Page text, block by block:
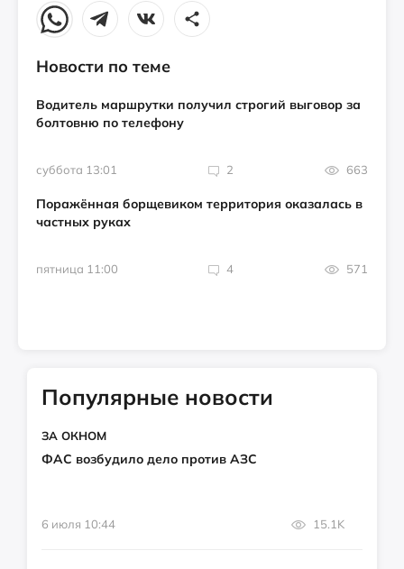
Новости по теме
Водитель маршрутки получил строгий выговор за
болтовню по телефону
суббота 13:01 2 663
Поражённая борщевиком территория оказалась в
частных руках
пятница 11:00 4 571
Популярные новости
ЗА ОКНОМ
ФАС возбудило дело против АЗС
6 июля 10:44 15.1K